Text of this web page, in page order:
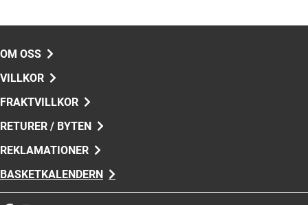
OM OSS
VILLKOR
FRAKTVILLKOR
RETURER / BYTEN
REKLAMATIONER
BASKETKALENDERN